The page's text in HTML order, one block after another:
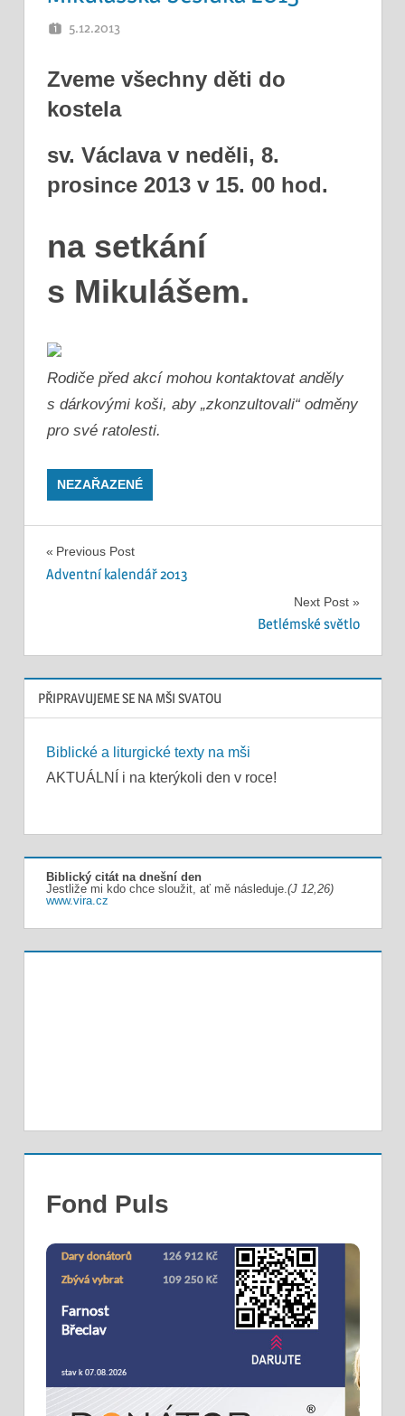
5.12.2013
Zveme všechny děti do
kostela
sv. Václava v neděli, 8.
prosince 2013 v 15. 00 hod.
na setkání
s Mikulášem.
Rodiče před akcí mohou kontaktovat anděly
s dárkovými koši, aby „zkonzultovali“ odměny
pro své ratolesti.
NEZAŘAZENÉ
Navigace
Previous Post
Adventní kalendář 2013
Next Post
Betlémské světlo
PŘIPRAVUJEME SE NA MŠI SVATOU
Biblické a liturgické texty na mši
AKTUÁLNÍ i na kterýkoli den v roce!
Biblický citát na dnešní den
Jestliže mi kdo chce sloužit, ať mě následuje. (J 12,26)
www.vira.cz
Fond Puls